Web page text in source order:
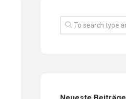
Faserwerkstoffe